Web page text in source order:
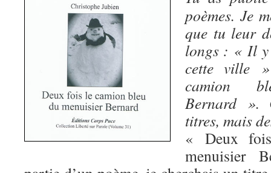
poèmes. Je
que tu leur
longs : « Il y
cette ville
camion
Bernard ».
titres, mais
« Deux
menuisier